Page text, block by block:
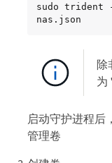
sudo trident
nas.json
除
为
启动守护进程后
管理卷